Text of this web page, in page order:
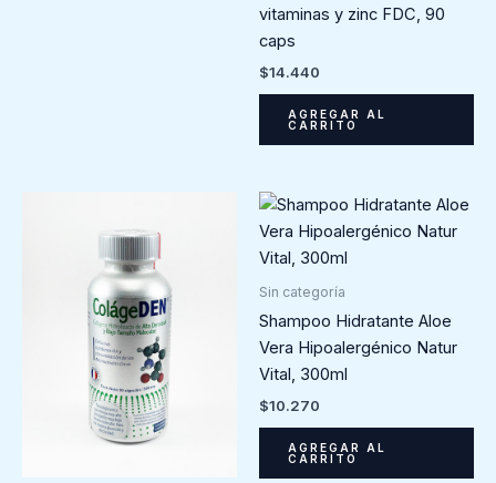
vitaminas y zinc FDC, 90
caps
$14.440
AGREGAR AL
CARRITO
Sin categoría
Shampoo Hidratante Aloe
Vera Hipoalergénico Natur
Vital, 300ml
$10.270
AGREGAR AL
CARRITO